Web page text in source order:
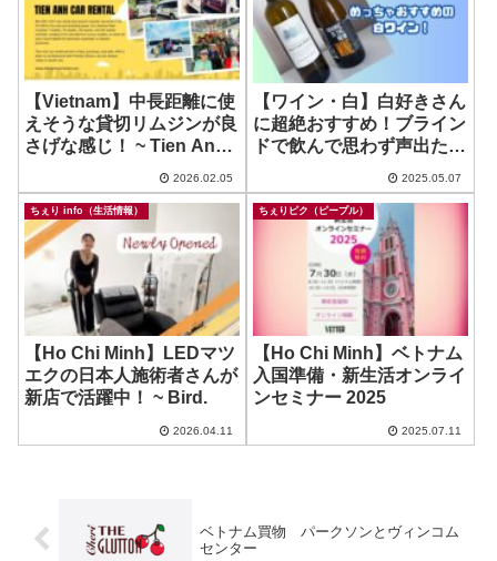
【Vietnam】中長距離に使
えそうな貸切リムジンが良
さげな感じ！ ~ Tien Anh
2026.02.05
【ワイン・白】白好きさん
に超絶おすすめ！ブライン
ドで飲んで思わず声出た
2025.05.07
ちぇり info（生活情報）
【Ho Chi Minh】LEDマツ
エクの日本人施術者さんが
新店で活躍中！ ~ Bird.
2026.04.11
ちぇりピク（ピープル）
【Ho Chi Minh】ベトナム
入国準備・新生活オンライ
ンセミナー 2025
2025.07.11
ベトナム買物 パークソンとヴィンコム
センター